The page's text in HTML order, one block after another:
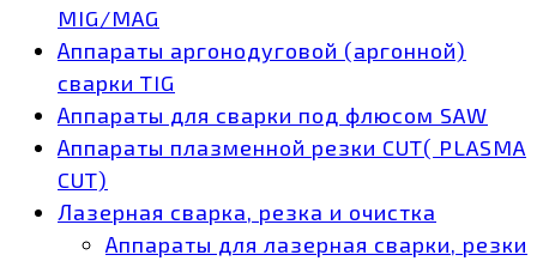
MIG/MAG
Аппараты аргонодуговой (аргонной)
сварки TIG
Аппараты для сварки под флюсом SAW
Аппараты плазменной резки CUT( PLASMA
CUT)
Лазерная сварка, резка и очистка
Аппараты для лазерная сварки, резки